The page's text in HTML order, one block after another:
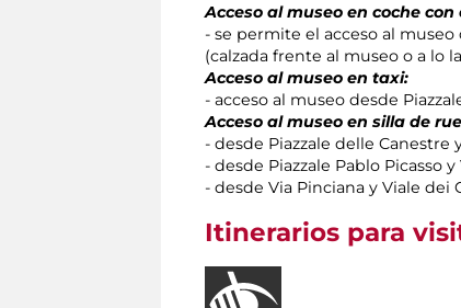
Acceso al museo en coche
- se permite el acceso al
(calzada frente al museo o a lo
Acceso al museo en taxi:
- acceso al museo desde
Acceso al museo en silla de
- desde Piazzale delle Canestre
- desde Piazzale Pablo Picasso
- desde Via Pinciana y Viale dei
Itinerarios para